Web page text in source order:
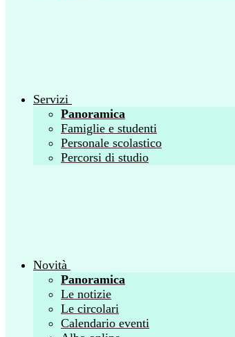
Servizi
Panoramica
Famiglie e studenti
Personale scolastico
Percorsi di studio
Novità
Panoramica
Le notizie
Le circolari
Calendario eventi